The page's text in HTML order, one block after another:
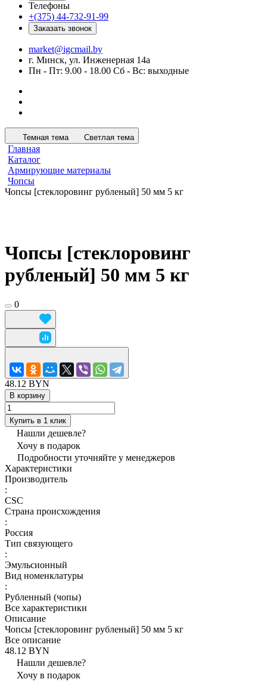
Телефоны
+(375) 44-732-91-99
Заказать звонок
market@igcmail.by
г. Минск, ул. Инженерная 14а
Пн - Пт: 9.00 - 18.00 Сб - Вс: выходные
Темная тема Светлая тема
Главная
Каталог
Армирующие материалы
Чопсы
Чопсы [стеклоровинг рубленый] 50 мм 5 кг
Чопсы [стеклоровинг
рубленый] 50 мм 5 кг
0
48.12 BYN
В корзину
Купить в 1 клик
Нашли дешевле?
Хочу в подарок
Подробности уточняйте у менеджеров
Характеристики
Производитель
:
CSC
Страна происхождения
:
Россия
Тип связующего
:
Эмульсионный
Вид номенклатуры
:
Рубленный (чопы)
Все характеристики
Описание
Чопсы [стеклоровинг рубленый] 50 мм 5 кг
Все описание
48.12 BYN
Нашли дешевле?
Хочу в подарок